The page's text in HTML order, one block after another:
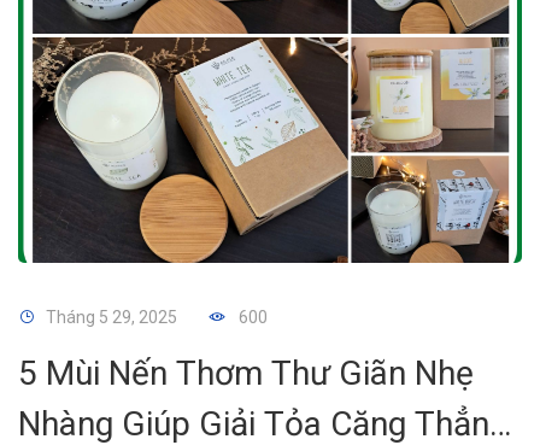
Tháng 5 29, 2025 600
5 Mùi Nến Thơm Thư Giãn Nhẹ
Nhàng Giúp Giải Tỏa Căng Thẳng